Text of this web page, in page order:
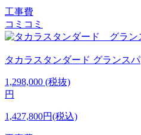
工事費
コミコミ
タカラスタンダード グランスパ
1,298,000 (税抜)
円
1,427,800円(税込)